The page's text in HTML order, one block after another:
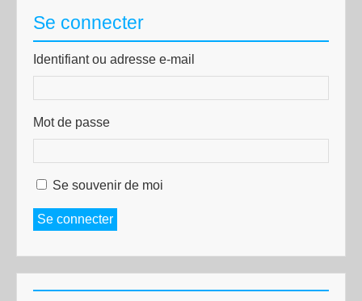
Se connecter
Identifiant ou adresse e-mail
Mot de passe
Se souvenir de moi
Se connecter